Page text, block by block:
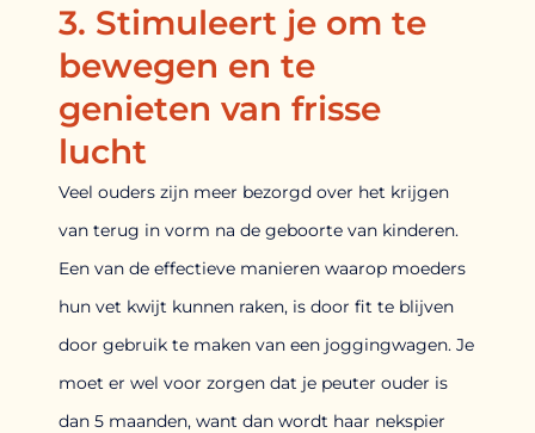
3. Stimuleert je om te
bewegen en te
genieten van frisse
lucht
Veel ouders zijn meer bezorgd over het krijgen
van terug in vorm na de geboorte van kinderen.
Een van de effectieve manieren waarop moeders
hun vet kwijt kunnen raken, is door fit te blijven
door gebruik te maken van een joggingwagen. Je
moet er wel voor zorgen dat je peuter ouder is
dan 5 maanden, want dan wordt haar nekspier